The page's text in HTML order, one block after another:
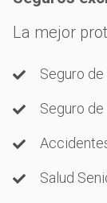
La mejor
Seguro de
Seguro
Salud